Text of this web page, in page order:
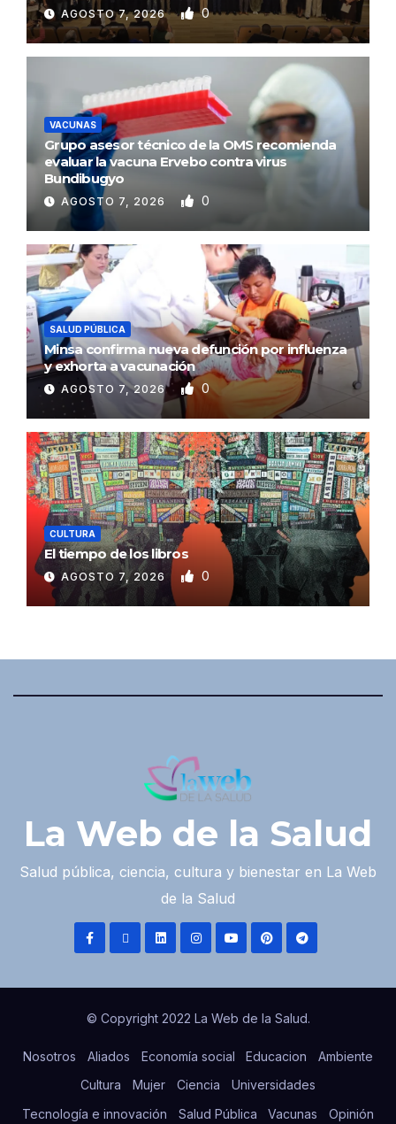
AGOSTO 7, 2026 0
VACUNAS
Grupo asesor técnico de la OMS recomienda
evaluar la vacuna Ervebo contra virus
Bundibugyo
AGOSTO 7, 2026 0
SALUD PÚBLICA
Minsa confirma nueva defunción por influenza
y exhorta a vacunación
AGOSTO 7, 2026 0
CULTURA
El tiempo de los libros
AGOSTO 7, 2026 0
La Web de la Salud
Salud pública, ciencia, cultura y bienestar en La Web
de la Salud
© Copyright 2022 La Web de la Salud.
Nosotros Aliados Economía social Educacion
Ambiente
Cultura
Mujer Ciencia
Universidades
Tecnología e innovación
Salud Pública Vacunas Opinión